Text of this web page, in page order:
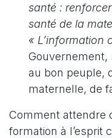
santé :
santé de la
« L’information
Gouvernement,
au bon peuple,
maternelle, de
Comment attendre
formation à l’esprit